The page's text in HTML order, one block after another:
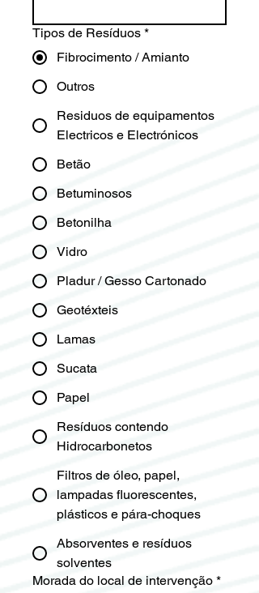
Tipos de Resíduos *
Fibrocimento / Amianto
Outros
Residuos de equipamentos
Electricos e Electrónicos
Betão
Betuminosos
Betonilha
Vidro
Pladur / Gesso Cartonado
Geotéxteis
Lamas
Sucata
Papel
Resíduos contendo
Hidrocarbonetos
Filtros de óleo, papel,
lampadas fluorescentes,
plásticos e pára-choques
Absorventes e resíduos
solventes
Morada do local de intervenção *